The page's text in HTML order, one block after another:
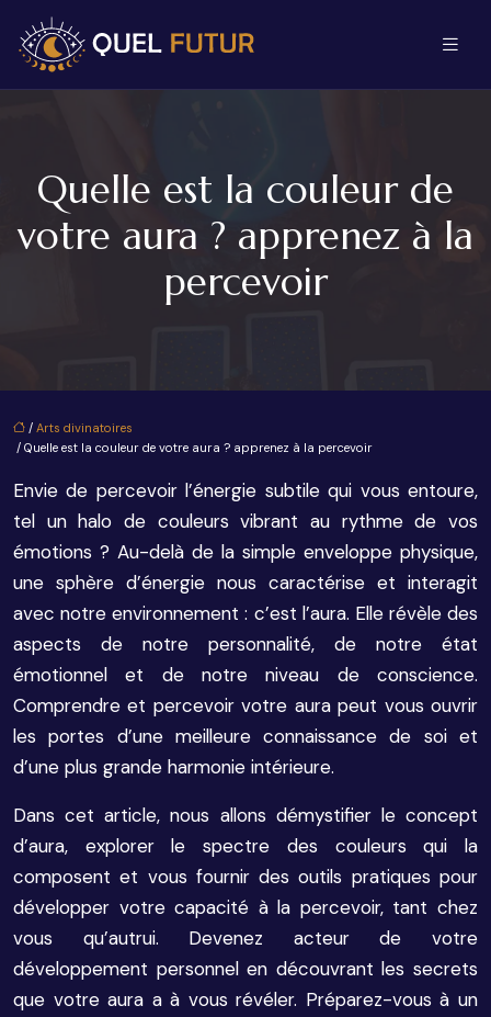
Quelle est la couleur de
votre aura ? apprenez à la
percevoir
/ Arts divinatoires
/ Quelle est la couleur de votre aura ? apprenez à la percevoir
Envie de percevoir l’énergie subtile qui vous entoure,
tel un halo de couleurs vibrant au rythme de vos
émotions ? Au-delà de la simple enveloppe physique,
une sphère d’énergie nous caractérise et interagit
avec notre environnement : c’est l’aura. Elle révèle des
aspects de notre personnalité, de notre état
émotionnel et de notre niveau de conscience.
Comprendre et percevoir votre aura peut vous ouvrir
les portes d’une meilleure connaissance de soi et
d’une plus grande harmonie intérieure.
Dans cet article, nous allons démystifier le concept
d’aura, explorer le spectre des couleurs qui la
composent et vous fournir des outils pratiques pour
développer votre capacité à la percevoir, tant chez
vous qu’autrui. Devenez acteur de votre
développement personnel en découvrant les secrets
que votre aura a à vous révéler. Préparez-vous à un